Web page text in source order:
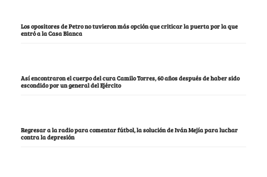
Los opositores de Petro no tuvieron más opción que criticar la puerta por la que
entró a la Casa Blanca
Así encontraron el cuerpo del cura Camilo Torres, 60 años después de haber sido
escondido por un general del Ejército
Regresar a la radio para comentar fútbol, la solución de Iván Mejía para luchar
contra la depresión